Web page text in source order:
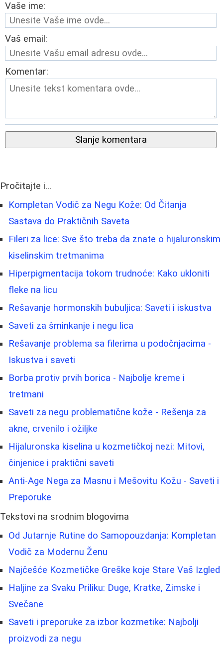
Vaše ime:
Vaš email:
Komentar:
Slanje komentara
Pročitajte i...
Kompletan Vodič za Negu Kože: Od Čitanja
Sastava do Praktičnih Saveta
Fileri za lice: Sve što treba da znate o hijaluronskim
kiselinskim tretmanima
Hiperpigmentacija tokom trudnoće: Kako ukloniti
fleke na licu
Rešavanje hormonskih bubuljica: Saveti i iskustva
Saveti za šminkanje i negu lica
Rešavanje problema sa filerima u podočnjacima -
Iskustva i saveti
Borba protiv prvih borica - Najbolje kreme i
tretmani
Saveti za negu problematične kože - Rešenja za
akne, crvenilo i ožiljke
Hijaluronska kiselina u kozmetičkoj nezi: Mitovi,
činjenice i praktični saveti
Anti-Age Nega za Masnu i Mešovitu Kožu - Saveti i
Preporuke
Tekstovi na srodnim blogovima
Od Jutarnje Rutine do Samopouzdanja: Kompletan
Vodič za Modernu Ženu
Najčešće Kozmetičke Greške koje Stare Vaš Izgled
Haljine za Svaku Priliku: Duge, Kratke, Zimske i
Svečane
Saveti i preporuke za izbor kozmetike: Najbolji
proizvodi za negu